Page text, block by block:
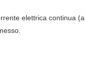
elettrica continua